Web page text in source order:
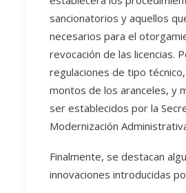
sancionatorios y aquellos
necesarios para el
revocación de las licencias.
regulaciones de tipo
montos de los aranceles, y
ser establecidos por la
Modernización
Finalmente, se destacan
innovaciones introducidas